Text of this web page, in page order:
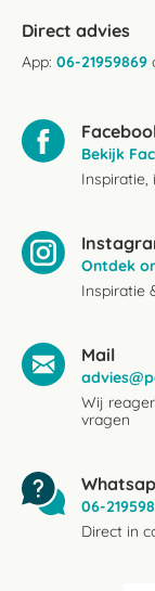
Direct advies
App: 06-21959869
Bekijk
Inspiratie,
Ontdek
Inspiratie
Mail
Wij
vragen
06-
Direct in